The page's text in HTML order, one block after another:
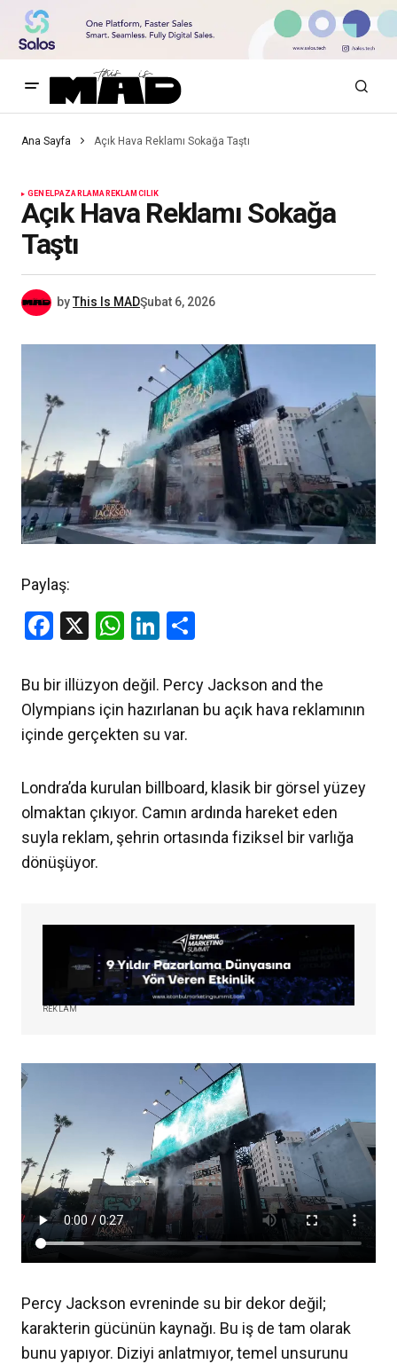
Ana Sayfa Açık Hava Reklamı Sokağa Taştı
GENELPAZARLAMA REKLAMCILIK
Açık Hava Reklamı Sokağa
Taştı
byThis Is MADŞubat 6, 2026
Paylaş:
Facebook
X WhatsApp
LinkedIn
Bu bir illüzyon değil. Percy Jackson and the
Olympians için hazırlanan bu açık hava reklamının
içinde gerçekten su var.
Londra’da kurulan billboard, klasik bir görsel yüzey
olmaktan çıkıyor. Camın ardında hareket eden
suyla reklam, şehrin ortasında fiziksel bir varlığa
dönüşüyor.
REKLAM
Percy Jackson evreninde su bir dekor değil;
karakterin gücünün kaynağı. Bu iş de tam olarak
bunu yapıyor. Diziyi anlatmıyor, temel unsurunu